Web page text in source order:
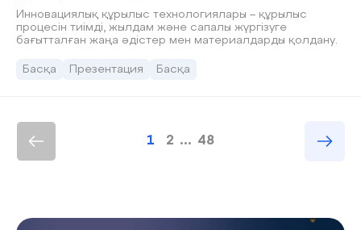
Инновациялық құрылыс технологиялары – құрылыс
процесін тиімді, жылдам және сапалы жүргізуге
бағытталған жаңа әдістер мен материалдарды қолдану.
Басқа Презентация Басқа
1 2 ... 48